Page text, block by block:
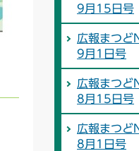
9月15日号
広報まつ
9月1日号
広報まつ
8月15日号
広報まつ
8月1日号